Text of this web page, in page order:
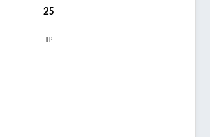
25
ГР